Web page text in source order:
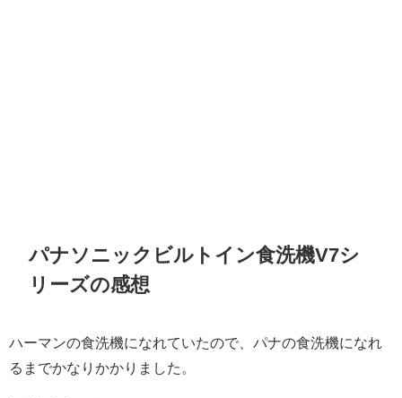
パナソニックビルトイン食洗機V7シ
リーズの感想
ハーマンの食洗機になれていたので、パナの食洗機になれ
るまでかなりかかりました。